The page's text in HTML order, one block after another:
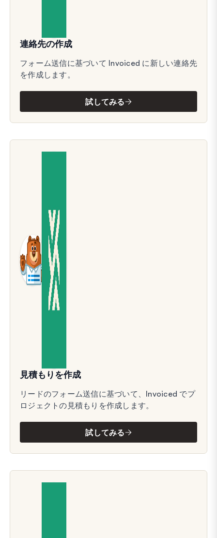
連絡先の作成
フォーム送信に基づいて Invoiced に新しい連絡先
を作成します。
試してみる
見積もりを作成
リードのフォーム送信に基づいて、Invoiced でプ
ロジェクトの見積もりを作成します。
試してみる